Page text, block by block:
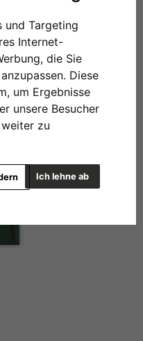
und Targeting
Internet-
die Sie
Diese
um Ergebnisse
unsere Besucher
zu
Ich lehne ab